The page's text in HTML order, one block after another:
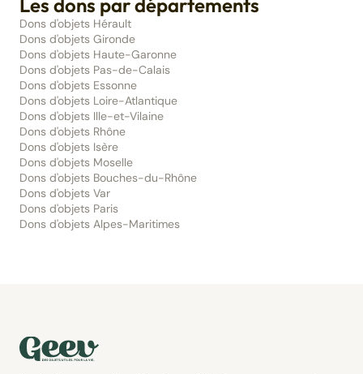
Les dons par départements
Dons d'objets Hérault
Dons d'objets Gironde
Dons d'objets Haute-Garonne
Dons d'objets Pas-de-Calais
Dons d'objets Essonne
Dons d'objets Loire-Atlantique
Dons d'objets Ille-et-Vilaine
Dons d'objets Rhône
Dons d'objets Isère
Dons d'objets Moselle
Dons d'objets Bouches-du-Rhône
Dons d'objets Var
Dons d'objets Paris
Dons d'objets Alpes-Maritimes